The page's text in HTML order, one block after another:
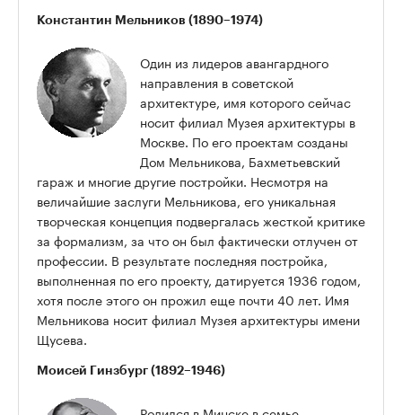
Константин Мельников (1890–1974)
Один из лидеров авангардного
направления в советской
архитектуре, имя которого сейчас
носит филиал Музея архитектуры в
Москве. По его проектам созданы
Дом Мельникова, Бахметьевский
гараж и многие другие постройки. Несмотря на
величайшие заслуги Мельникова, его уникальная
творческая концепция подвергалась жесткой критике
за формализм, за что он был фактически отлучен от
профессии. В результате последняя постройка,
выполненная по его проекту, датируется 1936 годом,
хотя после этого он прожил еще почти 40 лет. Имя
Мельникова носит филиал Музея архитектуры имени
Щусева.
Моисей Гинзбург (1892–1946)